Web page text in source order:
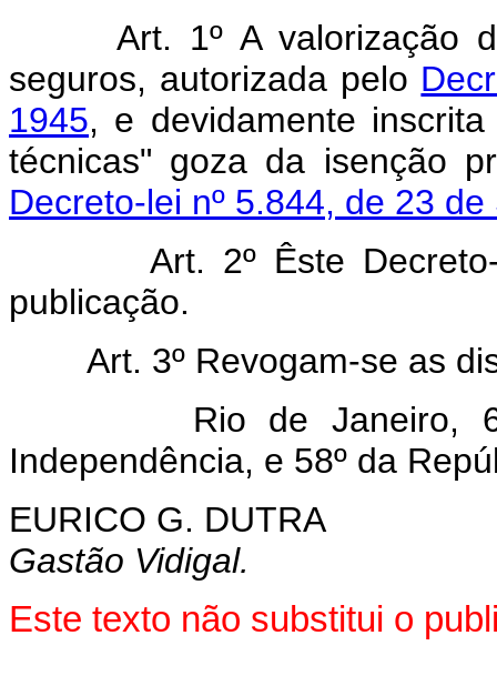
Art. 1º A valorização
seguros, autorizada pelo
1945, e devidamente
técnicas" goza da isenção
Decreto-lei nº 5.844, de 23
Art. 2º Êste
publicação.
Art. 3º Revogam-se as
Rio de Janeiro, 6 de
Independência, e 58º da
EURICO G. DUTRA
Gastão Vidigal.
Este texto não substitui o